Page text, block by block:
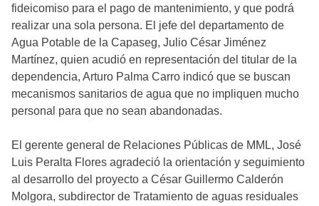
fideicomiso para el pago de mantenimiento, y que podrá
realizar una sola persona. El jefe del departamento de
Agua Potable de la Capaseg, Julio César Jiménez
Martínez, quien acudió en representación del titular de la
dependencia, Arturo Palma Carro indicó que se buscan
mecanismos sanitarios de agua que no impliquen mucho
personal para que no sean abandonadas.
El gerente general de Relaciones Públicas de MML, José
Luis Peralta Flores agradeció la orientación y seguimiento
al desarrollo del proyecto a César Guillermo Calderón
Molgora, subdirector de Tratamiento de aguas residuales